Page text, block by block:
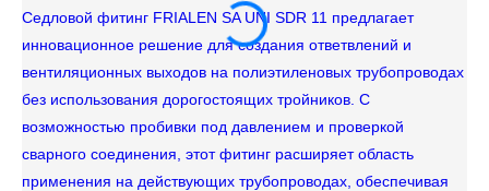
Седловой фитинг FRIALEN SA UNI SDR 11 предлагает
инновационное решение для создания ответвлений и
вентиляционных выходов на полиэтиленовых трубопроводах
без использования дорогостоящих тройников. С
возможностью пробивки под давлением и проверкой
сварного соединения, этот фитинг расширяет область
применения на действующих трубопроводах, обеспечивая